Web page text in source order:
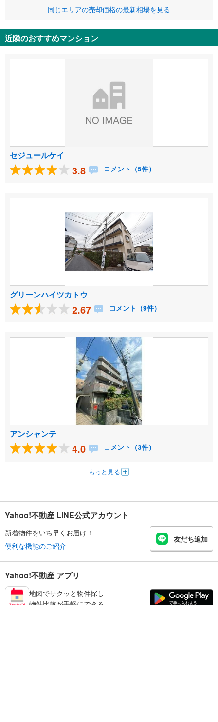
同じエリアの売却価格の最新相場を見る
近隣のおすすめマンション
セジュールケイ
3.8 コメント（5件）
グリーンハイツカトウ
2.67 コメント（9件）
アンシャンテ
4.0 コメント（3件）
もっと見る
Yahoo!不動産 LINE公式アカウント
新着物件をいち早くお届け！
便利な機能のご紹介
友だち追加
Yahoo!不動産 アプリ
地図でサクッと物件探し
物件比較が手軽にできる